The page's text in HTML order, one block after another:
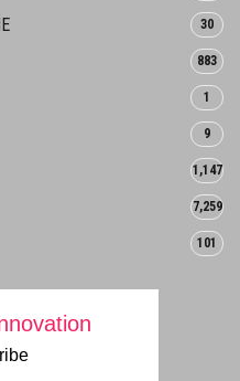
30
883
1
9
1,147
7,259
101